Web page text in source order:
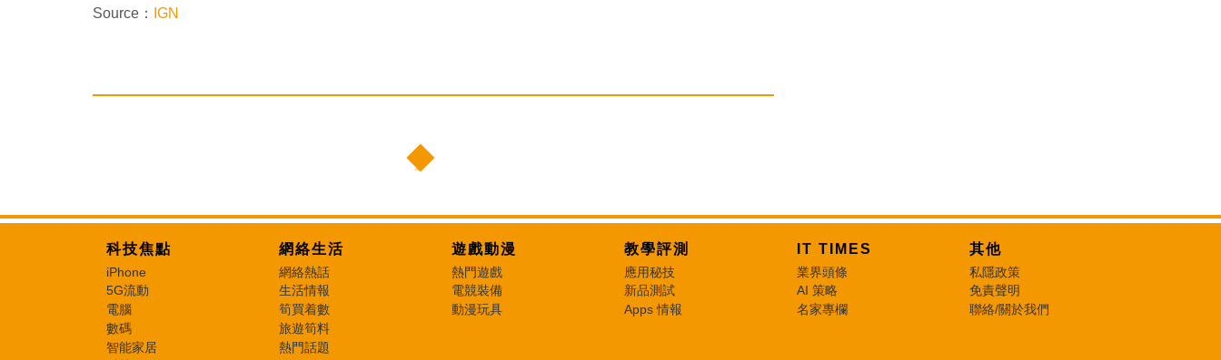
Source： IGN
科技焦點
iPhone
5G流動
電腦
數碼
智能家居
網絡生活
網絡熱話
生活情報
筍買着數
旅遊筍料
熱門話題
遊戲動漫
熱門遊戲
電競裝備
動漫玩具
教學評測
應用秘技
新品測試
Apps 情報
IT TIMES
業界頭條
AI 策略
名家專欄
其他
私隱政策
免責聲明
聯絡/關於我們